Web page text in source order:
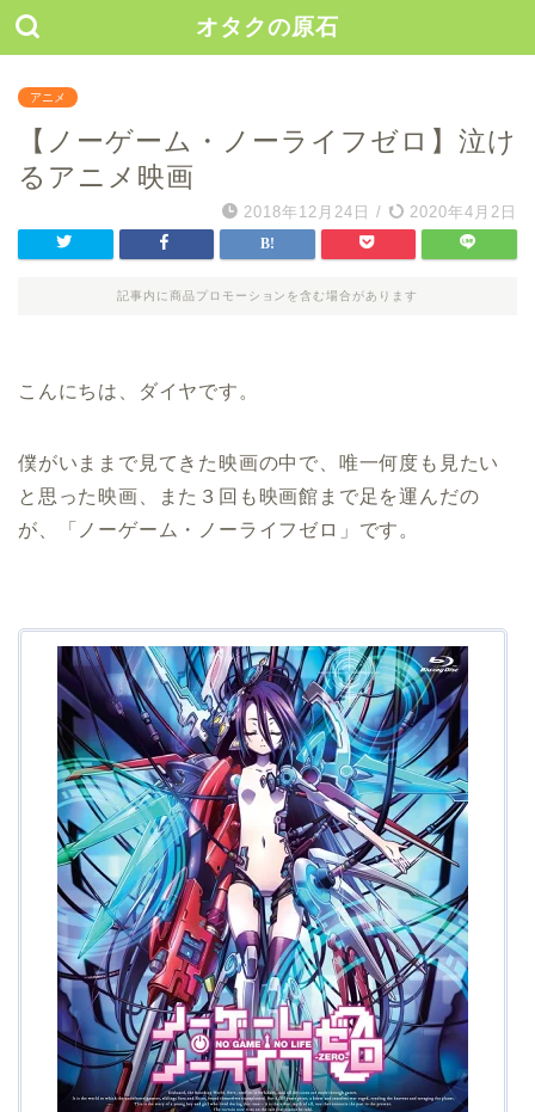
オタクの原石
アニメ
【ノーゲーム・ノーライフゼロ】泣け
るアニメ映画
2018年12月24日 / 2020年4月2日
記事内に商品プロモーションを含む場合があります
こんにちは、ダイヤです。
僕がいままで見てきた映画の中で、唯一何度も見たい
と思った映画、また３回も映画館まで足を運んだの
が、「ノーゲーム・ノーライフゼロ」です。